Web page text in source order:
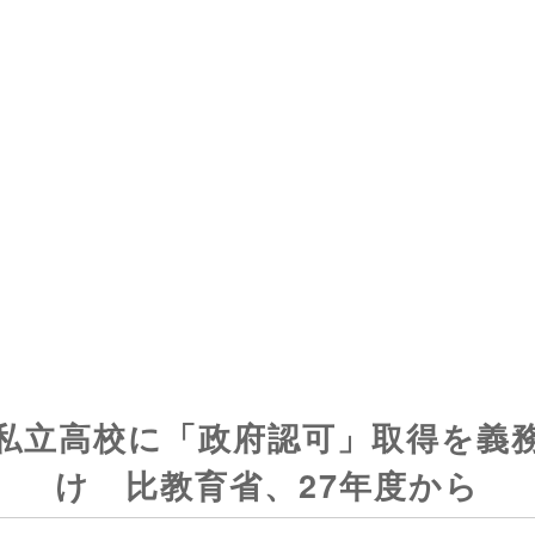
立高校に「政府認可」取得を義
け 比教育省、27年度から